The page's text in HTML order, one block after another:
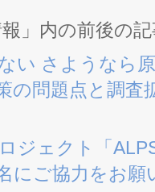
」内の前後の
い さようなら
の問題点と調
ジェクト「
にご協力をお願